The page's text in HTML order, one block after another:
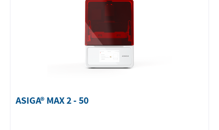
ASIGA® MAX 2 - 50